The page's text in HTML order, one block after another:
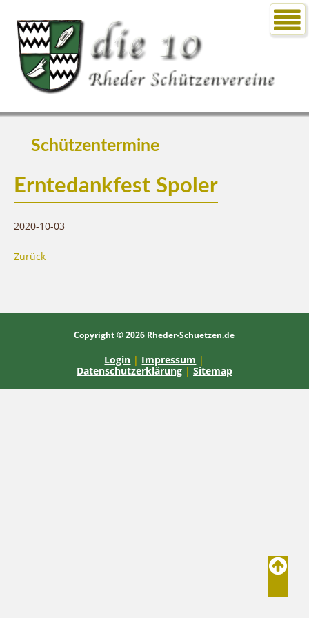
Schützentermine
Erntedankfest Spoler
2020-10-03
Zurück
Copyright © 2026 Rheder-Schuetzen.de
Login | Impressum |
Datenschutzerklärung | Sitemap